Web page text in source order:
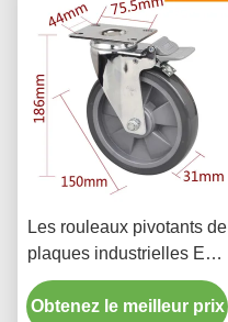
Les rouleaux pivotants de
plaques industrielles EDL
150 mm 6 pouces 130 kg
enduit de chrome
Obtenez le meilleur prix